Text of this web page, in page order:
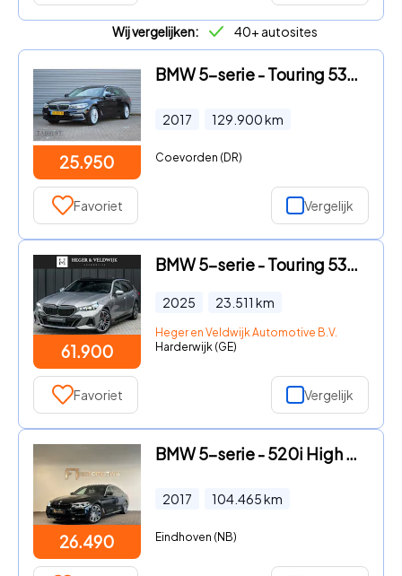
Wij vergelijken: 40+ autosites
25.950
BMW 5-serie - Touring 530i High Executive Luxury Line Trekhaak
2017 129.900km
Coevorden (DR)
Favoriet Vergelijk
61.900
BMW 5-serie - Touring 530e xDrive | M-Sport Pro | Panoramadak | Harman Kar
2025 23.511 km
Heger en Veldwijk Automotive B.V.
Harderwijk (GE)
Favoriet Vergelijk
26.490
BMW 5-serie - 520i High Executive M Sport Pano|Memory|Sfeer
2017 104.465km
Eindhoven (NB)